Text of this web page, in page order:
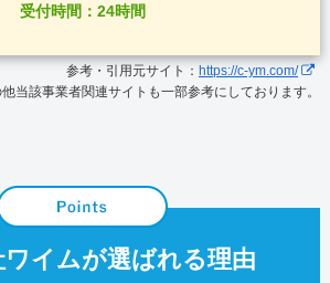
受付時間：24時間
参考・引用元サイト：https://c-ym.com/
当該事業者関連サイトも一部参考にしております。
ワイムが選ばれる理由